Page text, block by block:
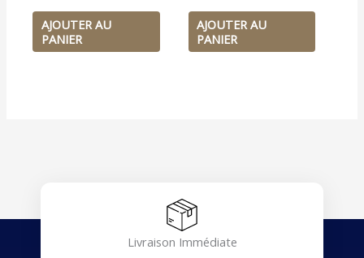
AJOUTER AU
PANIER
AJOUTER AU
PANIER
Livraison Immédiate